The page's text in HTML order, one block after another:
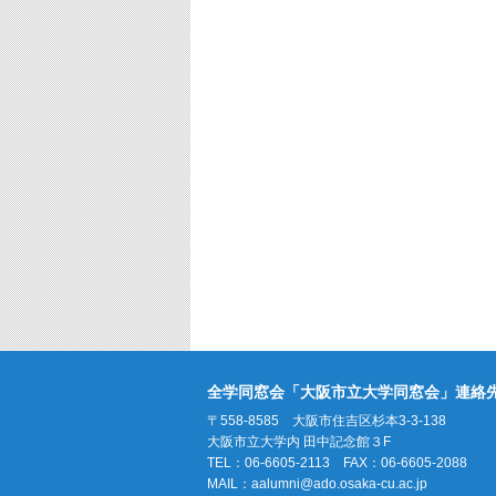
全学同窓会「大阪市立大学同窓会」連絡
〒558-8585 大阪市住吉区杉本3-3-138
大阪市立大学内 田中記念館３F
TEL：06-6605-2113 FAX：06-6605-2088
MAIL： aalumni@ado.osaka-cu.ac.jp